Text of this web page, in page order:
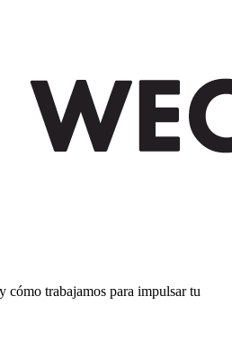
cómo trabajamos para impulsar tu